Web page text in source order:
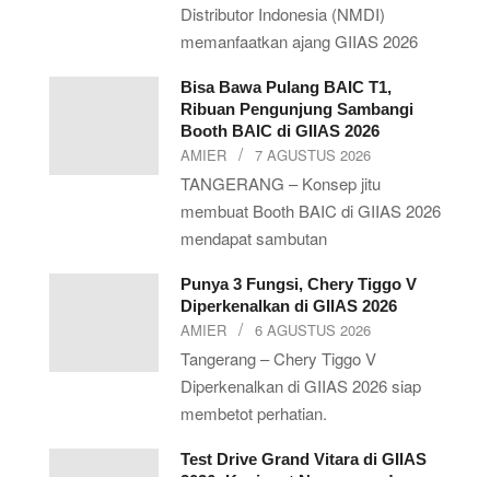
Distributor Indonesia (NMDI)
memanfaatkan ajang GIIAS 2026
Bisa Bawa Pulang BAIC T1,
Ribuan Pengunjung Sambangi
Booth BAIC di GIIAS 2026
AMIER 7 AGUSTUS 2026
TANGERANG – Konsep jitu
membuat Booth BAIC di GIIAS 2026
mendapat sambutan
Punya 3 Fungsi, Chery Tiggo V
Diperkenalkan di GIIAS 2026
AMIER 6 AGUSTUS 2026
Tangerang – Chery Tiggo V
Diperkenalkan di GIIAS 2026 siap
membetot perhatian.
Test Drive Grand Vitara di GIIAS